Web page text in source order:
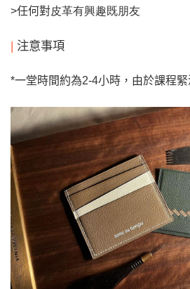
>任何對皮革有興趣既朋友
| 注意事項
*一堂時間約為2-4小時，由於課程